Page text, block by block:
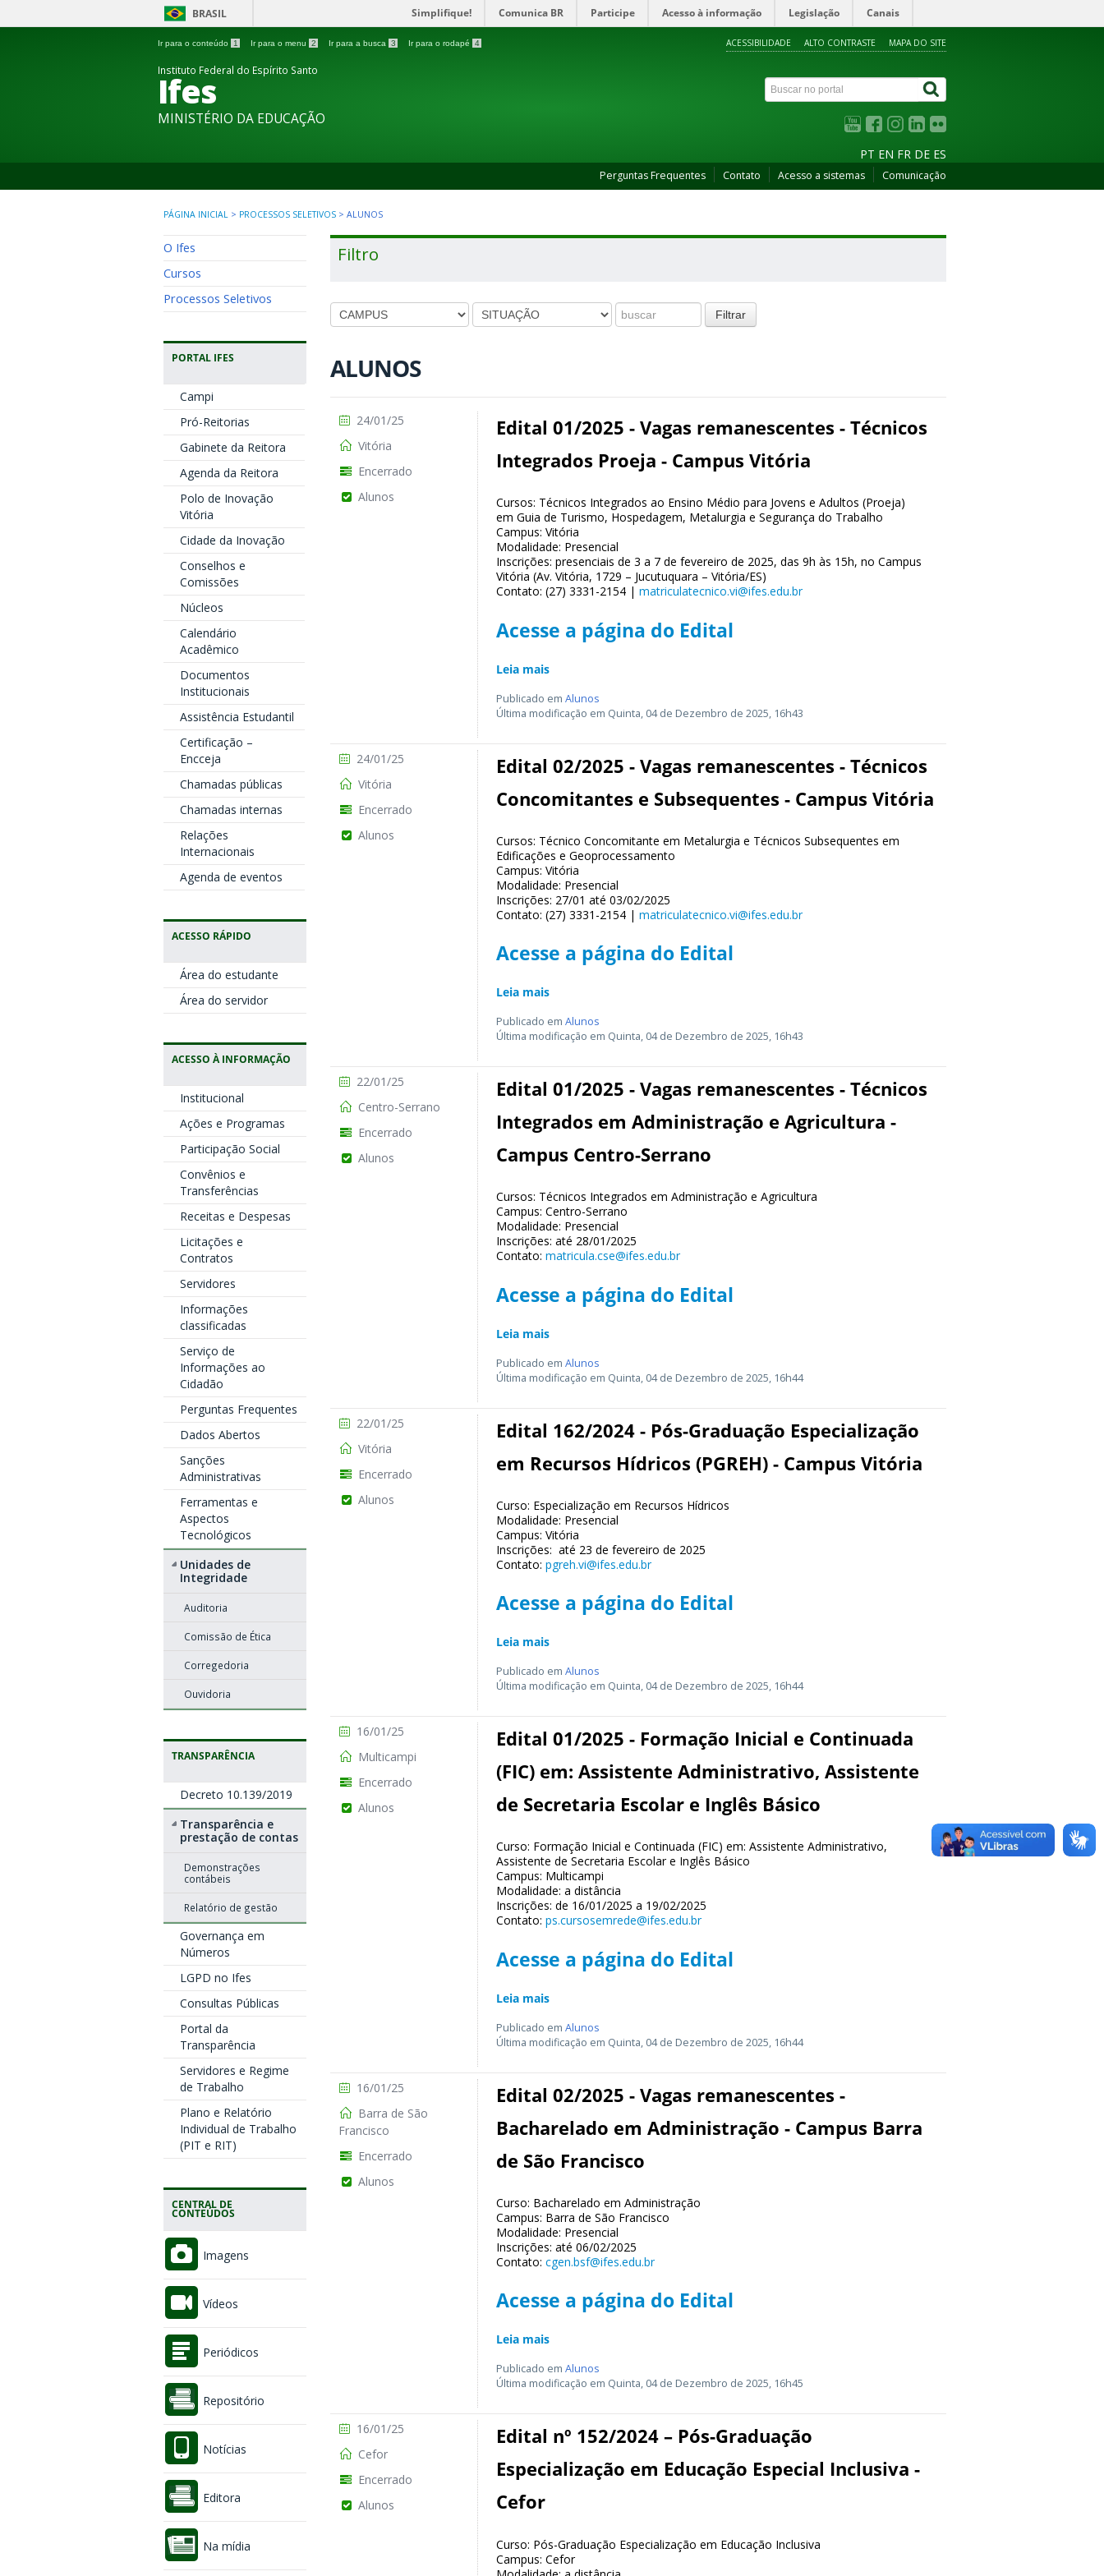
BRASIL Simplifique! Comunica BR Participe Acesso à informação Legislação Canais
Ir para o conteúdo 1 Ir para o menu 2 Ir para a busca 3 Ir para o rodapé 4 ACESSIBILIDADE ALTO CONTRASTE MAPA DO SITE
Instituto Federal do Espírito Santo
Ifes
MINISTÉRIO DA EDUCAÇÃO
PT EN FR DE ES
Perguntas Frequentes Contato Acesso a sistemas Comunicação
PÁGINA INICIAL > PROCESSOS SELETIVOS > ALUNOS
O Ifes
Cursos
Processos Seletivos
PORTAL IFES
Campi
Pró-Reitorias
Gabinete da Reitora
Agenda da Reitora
Polo de Inovação
Vitória
Cidade da Inovação
Conselhos e
Comissões
Núcleos
Calendário
Acadêmico
Documentos
Institucionais
Assistência Estudantil
Certificação –
Encceja
Chamadas públicas
Chamadas internas
Relações
Internacionais
Agenda de eventos
ACESSO RÁPIDO
Área do estudante
Área do servidor
ACESSO À INFORMAÇÃO
Institucional
Ações e Programas
Participação Social
Convênios e
Transferências
Receitas e Despesas
Licitações e
Contratos
Servidores
Informações
classificadas
Serviço de
Informações ao
Cidadão
Perguntas Frequentes
Dados Abertos
Sanções
Administrativas
Ferramentas e
Aspectos
Tecnológicos
Unidades de
Integridade
Auditoria
Comissão de Ética
Corregedoria
Ouvidoria
TRANSPARÊNCIA
Decreto 10.139/2019
Transparência e
prestação de contas
Demonstrações
contábeis
Relatório de gestão
Governança em
Números
LGPD no Ifes
Consultas Públicas
Portal da
Transparência
Servidores e Regime
de Trabalho
Plano e Relatório
Individual de Trabalho
(PIT e RIT)
CENTRAL DE
CONTEÚDOS
Imagens
Vídeos
Periódicos
Repositório
Notícias
Editora
Na mídia
Filtro
ALUNOS
Edital 01/2025 - Vagas remanescentes - Técnicos
Integrados Proeja - Campus Vitória
Cursos: Técnicos Integrados ao Ensino Médio para Jovens e Adultos (Proeja)
em Guia de Turismo, Hospedagem, Metalurgia e Segurança do Trabalho
Campus: Vitória
Modalidade: Presencial
Inscrições: presenciais de 3 a 7 de fevereiro de 2025, das 9h às 15h, no Campus
Vitória (Av. Vitória, 1729 – Jucutuquara – Vitória/ES)
Contato: (27) 3331-2154 | matriculatecnico.vi@ifes.edu.br
Acesse a página do Edital
Leia mais
Publicado em Alunos
Última modificação em Quinta, 04 de Dezembro de 2025, 16h43
24/01/25
Vitória
Encerrado
Alunos
Edital 02/2025 - Vagas remanescentes - Técnicos
Concomitantes e Subsequentes - Campus Vitória
Cursos: Técnico Concomitante em Metalurgia e Técnicos Subsequentes em
Edificações e Geoprocessamento
Campus: Vitória
Modalidade: Presencial
Inscrições: 27/01 até 03/02/2025
Contato: (27) 3331-2154 | matriculatecnico.vi@ifes.edu.br
Acesse a página do Edital
Leia mais
Publicado em Alunos
Última modificação em Quinta, 04 de Dezembro de 2025, 16h43
24/01/25
Vitória
Encerrado
Alunos
Edital 01/2025 - Vagas remanescentes - Técnicos
Integrados em Administração e Agricultura -
Campus Centro-Serrano
Cursos: Técnicos Integrados em Administração e Agricultura
Campus: Centro-Serrano
Modalidade: Presencial
Inscrições: até 28/01/2025
Contato: matricula.cse@ifes.edu.br
Acesse a página do Edital
Leia mais
Publicado em Alunos
Última modificação em Quinta, 04 de Dezembro de 2025, 16h44
22/01/25
Centro-Serrano
Encerrado
Alunos
Edital 162/2024 - Pós-Graduação Especialização
em Recursos Hídricos (PGREH) - Campus Vitória
Curso: Especialização em Recursos Hídricos
Modalidade: Presencial
Campus: Vitória
Inscrições: até 23 de fevereiro de 2025
Contato: pgreh.vi@ifes.edu.br
Acesse a página do Edital
Leia mais
Publicado em Alunos
Última modificação em Quinta, 04 de Dezembro de 2025, 16h44
22/01/25
Vitória
Encerrado
Alunos
Edital 01/2025 - Formação Inicial e Continuada
(FIC) em: Assistente Administrativo, Assistente
de Secretaria Escolar e Inglês Básico
Curso: Formação Inicial e Continuada (FIC) em: Assistente Administrativo,
Assistente de Secretaria Escolar e Inglês Básico
Campus: Multicampi
Modalidade: a distância
Inscrições: de 16/01/2025 a 19/02/2025
Contato: ps.cursosemrede@ifes.edu.br
Acesse a página do Edital
Leia mais
Publicado em Alunos
Última modificação em Quinta, 04 de Dezembro de 2025, 16h44
16/01/25
Multicampi
Encerrado
Alunos
Edital 02/2025 - Vagas remanescentes -
Bacharelado em Administração - Campus Barra
de São Francisco
Curso: Bacharelado em Administração
Campus: Barra de São Francisco
Modalidade: Presencial
Inscrições: até 06/02/2025
Contato: cgen.bsf@ifes.edu.br
Acesse a página do Edital
Leia mais
Publicado em Alunos
Última modificação em Quinta, 04 de Dezembro de 2025, 16h45
16/01/25
Barra de São
Francisco
Encerrado
Alunos
Edital nº 152/2024 – Pós-Graduação
Especialização em Educação Especial Inclusiva -
Cefor
Curso: Pós-Graduação Especialização em Educação Inclusiva
Campus: Cefor
16/01/25
Cefor
Encerrado
Alunos